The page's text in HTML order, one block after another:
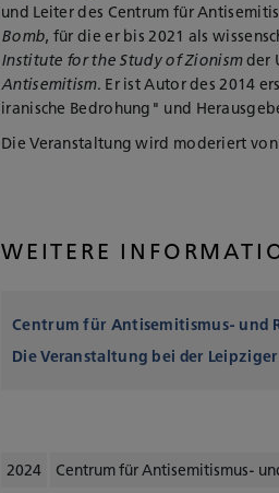
und Leiter des Centrum für
Bomb, für die er bis 2021 als
Institute for the Study of Zionismder
Antisemitism. Er ist Autor des 2014
iranische Bedrohung" und
Die Veranstaltung wird moderiert
WEITERE
Centrum für Antisemitismus- und
Die Veranstaltung bei der Leipziger
2024 Centrum für Antisemitismus-